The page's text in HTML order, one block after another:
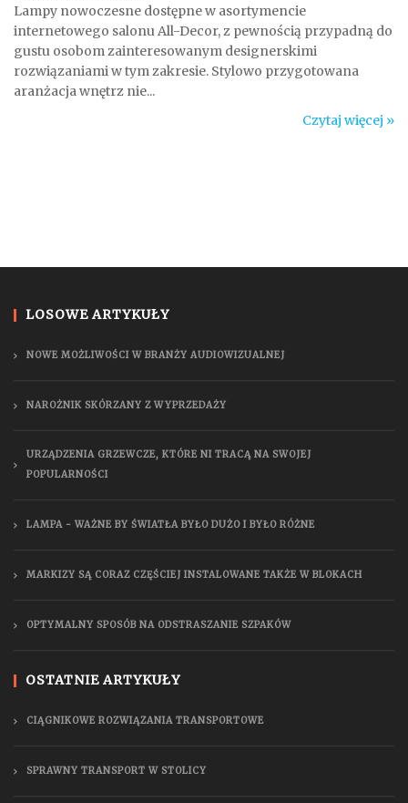
Lampy nowoczesne dostępne w asortymencie
internetowego salonu All-Decor, z pewnością przypadną do
gustu osobom zainteresowanym designerskimi
rozwiązaniami w tym zakresie. Stylowo przygotowana
aranżacja wnętrz nie...
Czytaj więcej »
LOSOWE ARTYKUŁY
NOWE MOŻLIWOŚCI W BRANŻY AUDIOWIZUALNEJ
NAROŻNIK SKÓRZANY Z WYPRZEDAŻY
URZĄDZENIA GRZEWCZE, KTÓRE NI TRACĄ NA SWOJEJ
POPULARNOŚCI
LAMPA - WAŻNE BY ŚWIATŁA BYŁO DUŻO I BYŁO RÓŻNE
MARKIZY SĄ CORAZ CZĘŚCIEJ INSTALOWANE TAKŻE W BLOKACH
OPTYMALNY SPOSÓB NA ODSTRASZANIE SZPAKÓW
OSTATNIE ARTYKUŁY
CIĄGNIKOWE ROZWIĄZANIA TRANSPORTOWE
SPRAWNY TRANSPORT W STOLICY